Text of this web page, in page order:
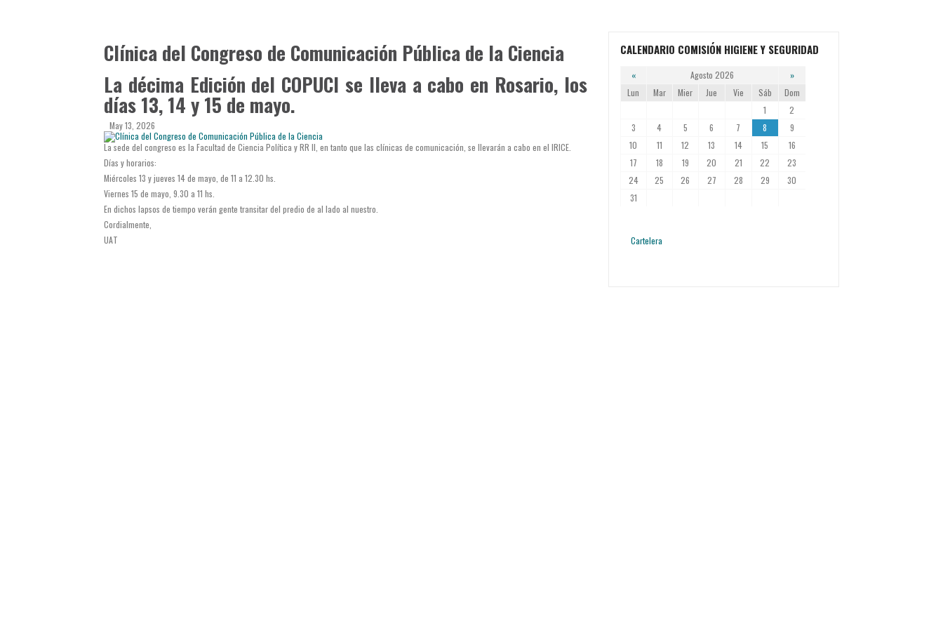
Clínica del Congreso de Comunicación Pública de la Ciencia
La décima Edición del COPUCI se lleva a cabo en Rosario, los
días 13, 14 y 15 de mayo.
May 13, 2026
La sede del congreso es la Facultad de Ciencia Política y RR II, en tanto que las clínicas de comunicación, se llevarán a cabo en el IRICE.
Días y horarios:
Miércoles 13 y jueves 14 de mayo, de 11 a 12.30 hs.
Viernes 15 de mayo, 9.30 a 11 hs.
En dichos lapsos de tiempo verán gente transitar del predio de al lado al nuestro.
Cordialmente,
UAT
CALENDARIO COMISIÓN HIGIENE Y SEGURIDAD
« Agosto 2026
»
Lun
Mar Mier Jue Vie Sáb
Dom
1
2
3
4 5 6 7 8
9
10
11 12 13 14 15
16
17
18 19 20 21 22
23
24
25 26 27 28 29
30
31
Cartelera